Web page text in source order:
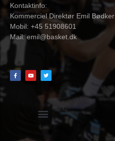
Kontaktinfo:
Kommerciel Direktør Emil Bødker
Mobil: +45 51908601
Mail:emil@basket.dk